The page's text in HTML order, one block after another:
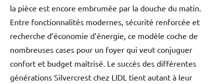
mousseur Tamis anti-saleté
intrinsèquement sûr contre le
reflux Technologie d'économie
d'eau EcoJoy
la pièce est encore embrumée par la douche du matin.
Entre fonctionnalités modernes, sécurité renforcée et
recherche d’économie d’énergie, ce modèle coche de
nombreuses cases pour un foyer qui veut conjuguer
confort et budget maîtrisé. Le succès des différentes
générations Silvercrest chez LIDL tient autant à leur